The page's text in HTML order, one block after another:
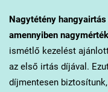
Nagytétényhangyairtás
amennyiben
ismétlő kezelést
az első irtás díjával.
díjmentesen